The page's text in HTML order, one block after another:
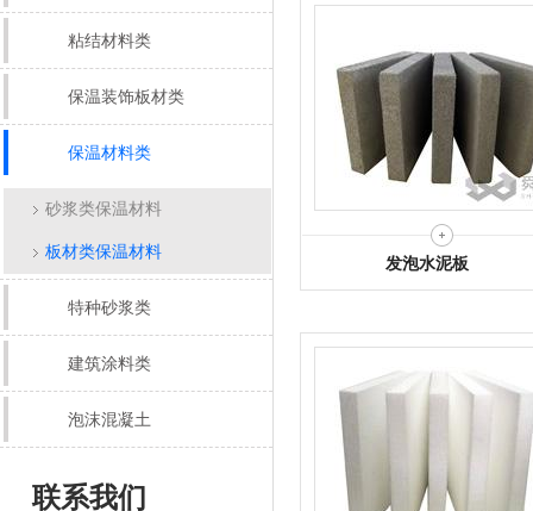
粘结材料类
保温装饰板材类
保温材料类
砂浆类保温材料
板材类保温材料
特种砂浆类
建筑涂料类
泡沫混凝土
联系我们
发泡水泥板